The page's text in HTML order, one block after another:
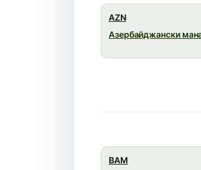
AZN
Азербайджански
BAM